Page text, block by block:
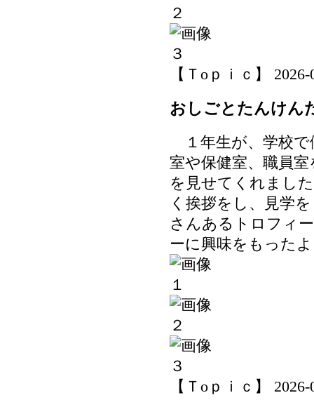
【Ｔoｐｉｃ】
おしごとたんけん
１年生が、学校で
室や保健室、職員
を見せてくれまし
く挨拶をし、見学
さんあるトロフィ
ーに興味をもった
【Ｔoｐｉｃ】